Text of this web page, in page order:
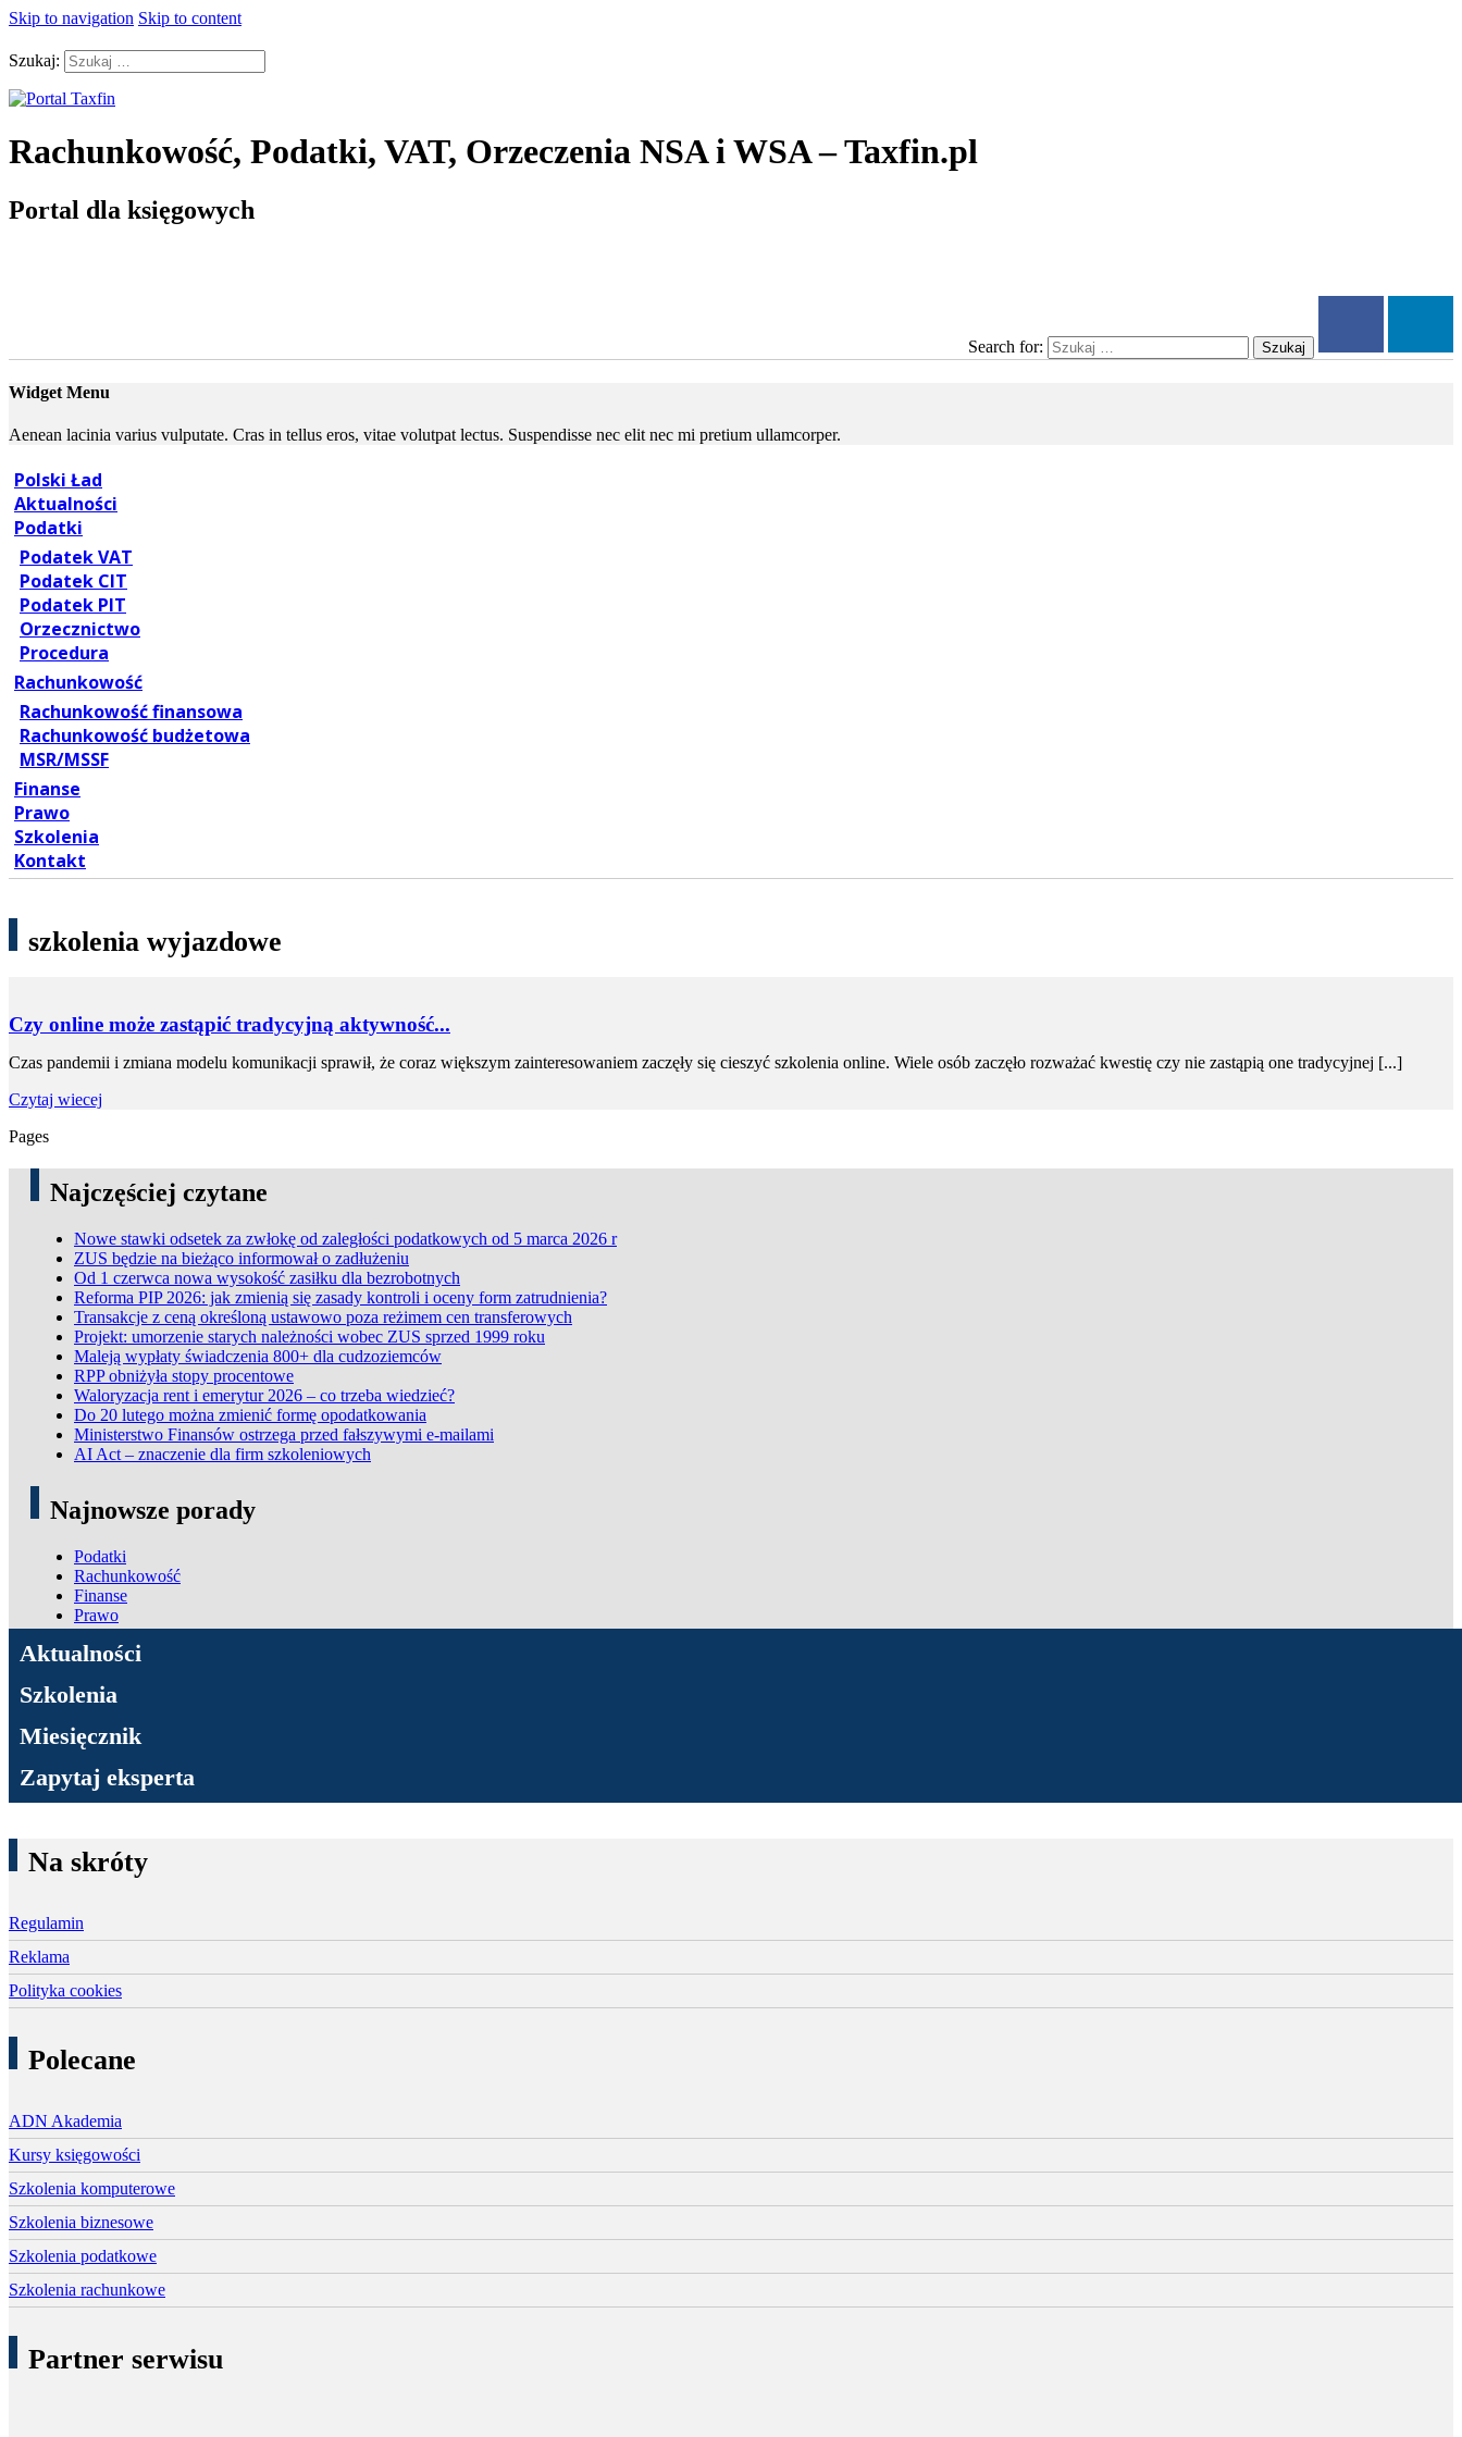
Skip to navigation Skip to content
Szukaj:
Rachunkowość, Podatki, VAT, Orzeczenia NSA i WSA – Taxfin.pl
Portal dla księgowych
Search for: Szukaj
Widget Menu
Aenean lacinia varius vulputate. Cras in tellus eros, vitae volutpat lectus. Suspendisse nec elit nec mi pretium ullamcorper.
Polski Ład
Aktualności
Podatki
Podatek VAT
Podatek CIT
Podatek PIT
Orzecznictwo
Procedura
Rachunkowość
Rachunkowość finansowa
Rachunkowość budżetowa
MSR/MSSF
Finanse
Prawo
Szkolenia
Kontakt
szkolenia wyjazdowe
Czy online może zastąpić tradycyjną aktywność...
Czas pandemii i zmiana modelu komunikacji sprawił, że coraz większym zainteresowaniem zaczęły się cieszyć szkolenia online. Wiele osób zaczęło rozważać kwestię czy nie zastąpią one tradycyjnej [...]
Czytaj wiecej
Pages
Najczęściej czytane
Nowe stawki odsetek za zwłokę od zaległości podatkowych od 5 marca 2026 r
ZUS będzie na bieżąco informował o zadłużeniu
Od 1 czerwca nowa wysokość zasiłku dla bezrobotnych
Reforma PIP 2026: jak zmienią się zasady kontroli i oceny form zatrudnienia?
Transakcje z ceną określoną ustawowo poza reżimem cen transferowych
Projekt: umorzenie starych należności wobec ZUS sprzed 1999 roku
Maleją wypłaty świadczenia 800+ dla cudzoziemców
RPP obniżyła stopy procentowe
Waloryzacja rent i emerytur 2026 – co trzeba wiedzieć?
Do 20 lutego można zmienić formę opodatkowania
Ministerstwo Finansów ostrzega przed fałszywymi e-mailami
AI Act – znaczenie dla firm szkoleniowych
Najnowsze porady
Podatki
Rachunkowość
Finanse
Prawo
ADN Podatki
Aktualności
Szkolenia
Miesięcznik
Zapytaj eksperta
Na skróty
Regulamin
Reklama
Polityka cookies
Polecane
ADN Akademia
Kursy księgowości
Szkolenia komputerowe
Szkolenia biznesowe
Szkolenia podatkowe
Szkolenia rachunkowe
Partner serwisu